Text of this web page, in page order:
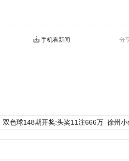
分
手机看新闻
双色球148期开奖:头奖11注666万 徐州